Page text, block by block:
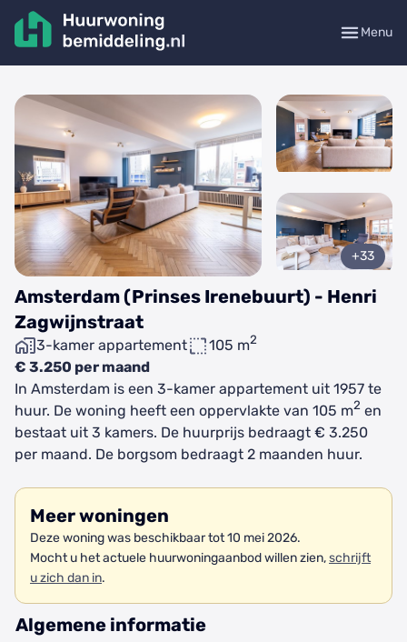
Menu
Amsterdam (Prinses Irenebuurt) - Henri
Zagwijnstraat
3-kamer appartement 105 m2
€ 3.250 per maand
+33
In Amsterdam is een 3-kamer appartement uit 1957 te
huur. De woning heeft een oppervlakte van 105 m2 en
bestaat uit 3 kamers. De huurprijs bedraagt € 3.250
per maand. De borgsom bedraagt 2 maanden huur.
Meer woningen
Deze woning was beschikbaar tot 10 mei 2026.
Mocht u het actuele huurwoningaanbod willen zien,schrijft
u zich dan in.
Algemene informatie